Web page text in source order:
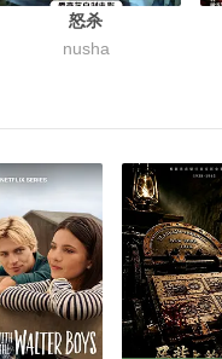
怒杀
nusha